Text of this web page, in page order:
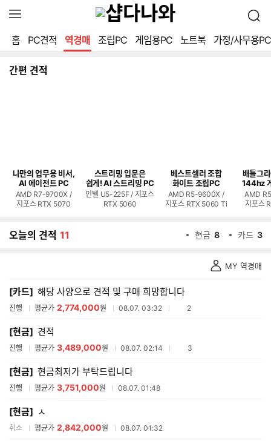
역
열
기
검
색
홈
PC견적 역경매 조립PC 게임용PC 노트북 가정/사무용PC
간편 견적
나만의 업무용 비서,
AI 에이전트 PC
AMD R7-9700X /
지포스 RTX 5070
스트리밍 입문은
쉽게! AI 스트리밍 PC
인텔 U5-225F / 지포스
RTX 5060
베스트셀러 조합
화이트 조립PC
AMD R5-9600X /
지포스 RTX 5060 Ti
배틀그
144hz
AMD
지포스
오늘의 견적 11 현금 8 카드 3
견
적
스
트
MY 역경매
[카드] 해당 사양으로 견적 및 구매 희망합니다
진행 평균가 2,774,000원 08.07. 03:32 참여업체수
2
[현금] 견적
진행 평균가 3,489,000원 08.07. 02:14 참여업체수
3
[현금] 현금최저가 부탁드립니다
진행 평균가 3,751,000원 08.07. 01:48
[현금] ㅅ
취소 평균가 2,842,000원 08.07. 01:32